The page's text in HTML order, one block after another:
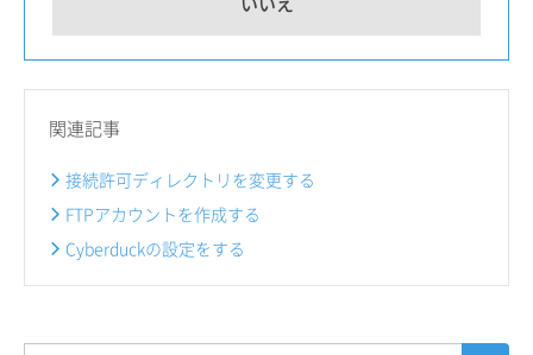
関連記事
接続許可ディレクトリを変更する
FTPアカウントを作成する
Cyberduckの設定をする